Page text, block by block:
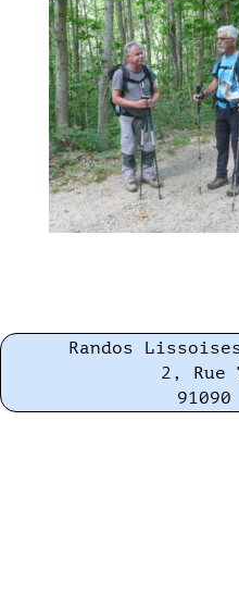
Randos
2, Rue